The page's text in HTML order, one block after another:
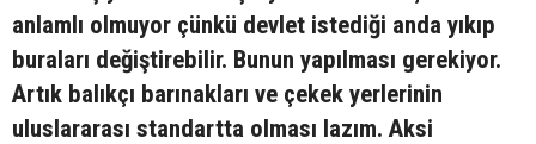
anlamlı olmuyor çünkü devlet istediği anda yıkıp
buraları değiştirebilir. Bunun yapılması gerekiyor.
Artık balıkçı barınakları ve çekek yerlerinin
uluslararası standartta olması lazım. Aksi